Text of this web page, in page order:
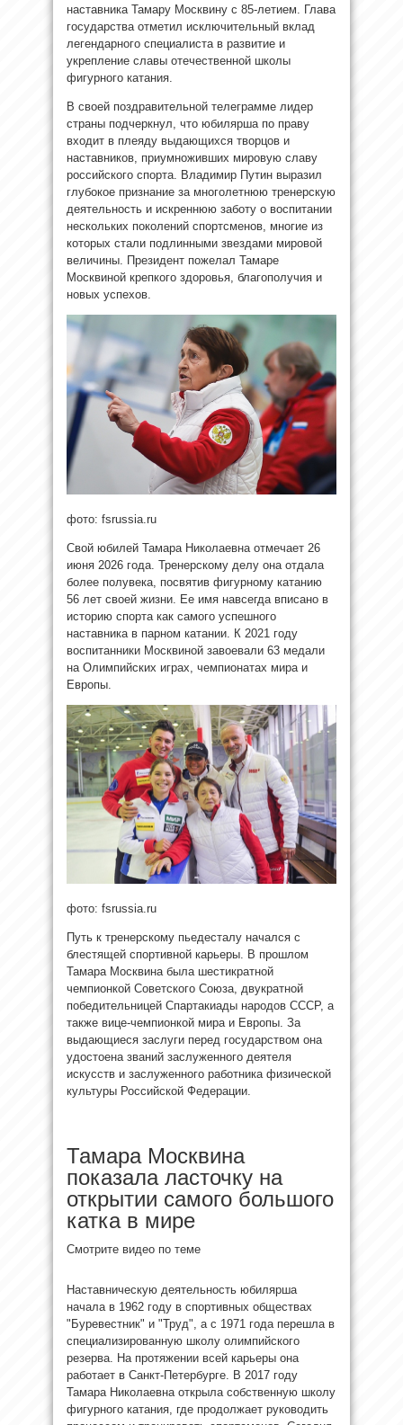
наставника Тамару Москвину с 85-летием. Глава
государства отметил исключительный вклад
легендарного специалиста в развитие и
укрепление славы отечественной школы
фигурного катания.
В своей поздравительной телеграмме лидер
страны подчеркнул, что юбилярша по праву
входит в плеяду выдающихся творцов и
наставников, приумноживших мировую славу
российского спорта. Владимир Путин выразил
глубокое признание за многолетнюю тренерскую
деятельность и искреннюю заботу о воспитании
нескольких поколений спортсменов, многие из
которых стали подлинными звездами мировой
величины. Президент пожелал Тамаре
Москвиной крепкого здоровья, благополучия и
новых успехов.
фото: fsrussia.ru
Свой юбилей Тамара Николаевна отмечает 26
июня 2026 года. Тренерскому делу она отдала
более полувека, посвятив фигурному катанию
56 лет своей жизни. Ее имя навсегда вписано в
историю спорта как самого успешного
наставника в парном катании. К 2021 году
воспитанники Москвиной завоевали 63 медали
на Олимпийских играх, чемпионатах мира и
Европы.
фото: fsrussia.ru
Путь к тренерскому пьедесталу начался с
блестящей спортивной карьеры. В прошлом
Тамара Москвина была шестикратной
чемпионкой Советского Союза, двукратной
победительницей Спартакиады народов СССР, а
также вице-чемпионкой мира и Европы. За
выдающиеся заслуги перед государством она
удостоена званий заслуженного деятеля
искусств и заслуженного работника физической
культуры Российской Федерации.
Тамара Москвина
показала ласточку на
открытии самого большого
катка в мире
Смотрите видео по теме
Наставническую деятельность юбилярша
начала в 1962 году в спортивных обществах
"Буревестник" и "Труд", а с 1971 года перешла в
специализированную школу олимпийского
резерва. На протяжении всей карьеры она
работает в Санкт-Петербурге. В 2017 году
Тамара Николаевна открыла собственную школу
фигурного катания, где продолжает руководить